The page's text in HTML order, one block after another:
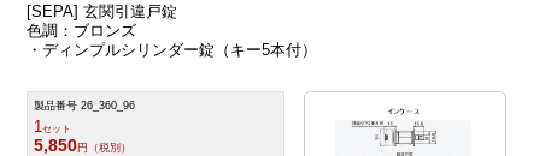
[SEPA] 玄関引違戸錠
色調：ブロンズ
・ディンプルシリンダー錠（キー5本付）
製品番号 26_360_96
1セット
5,850円（税別）